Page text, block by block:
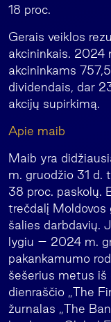
18 proc.
Gerais veiklos
akcininkais. 2024
akcininkams
dividendais, dar
akcijų supirkimą.
Apie maib
Maib yra
m. gruodžio 31 d.
38 proc. paskolų.
trečdalį Moldovos
šalies darbdavių.
lygiu – 2024 m.
pakankamumo
šešerius metus iš
dienraščio „The
žurnalas „The